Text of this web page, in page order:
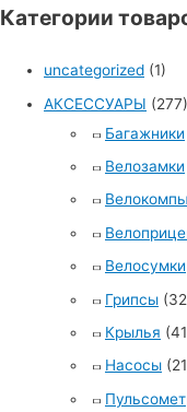
Категории
uncategorized (1)
АКСЕССУАРЫ (277)
Багажники
Велозамки
Велосумки
Грипсы
Крылья
Насосы